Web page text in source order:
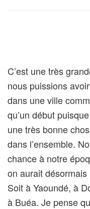
C’est une très
nous puissions
dans une ville
qu’un début
une très bonne
dans l’ensemble.
chance à notre
on aurait
Soit à Yaoundé, à
à Buéa. Je pense